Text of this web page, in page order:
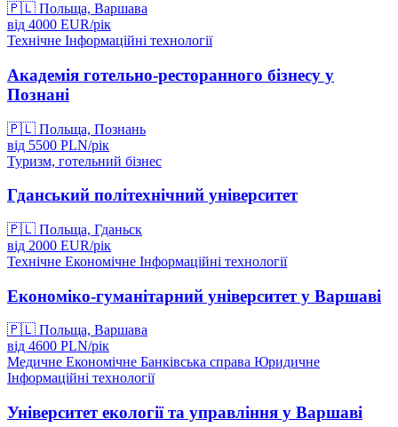
🇵🇱 Польща, Варшава
від 4000 EUR/рік
Технічне Інформаційні технології
Академія готельно-ресторанного бізнесу у
Познані
🇵🇱 Польща, Познань
від 5500 PLN/рік
Туризм, готельний бізнес
Гданський політехнічний університет
🇵🇱 Польща, Гданьск
від 2000 EUR/рік
Технічне Економічне Інформаційні технології
Економіко-гуманітарний університет у Варшаві
🇵🇱 Польща, Варшава
від 4600 PLN/рік
Медичне Економічне Банківська справа Юридичне
Інформаційні технології
Університет екології та управління у Варшаві